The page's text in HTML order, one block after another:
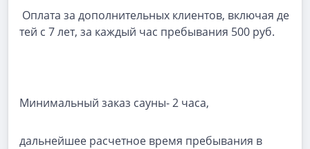
Оплата за дополнительных клиентов, включая де
тей с 7 лет, за каждый час пребывания 500 руб.
Минимальный заказ сауны- 2 часа,
дальнейшее расчетное время пребывания в